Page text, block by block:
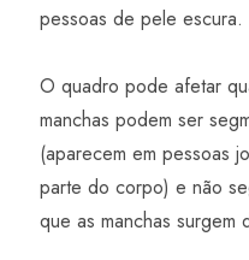
pessoas de pele escura.
O quadro pode afetar
manchas podem ser
(aparecem em pessoas
parte do corpo) e não
que as manchas